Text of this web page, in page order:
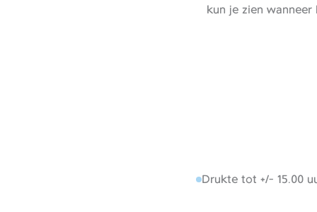
kun je zien
Drukte tot +/- 15.00